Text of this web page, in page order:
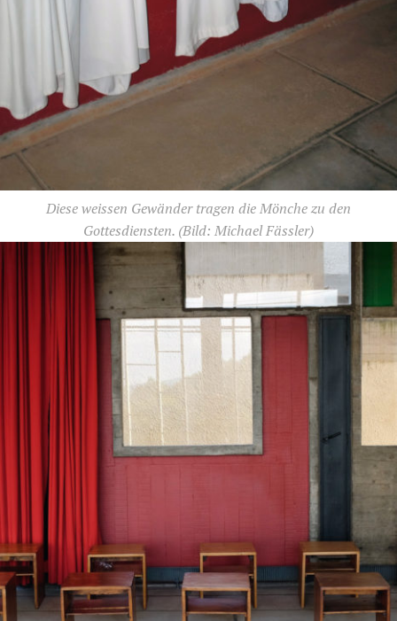
Diese weissen Gewänder tragen die Mönche zu den
Gottesdiensten. (Bild: Michael Fässler)